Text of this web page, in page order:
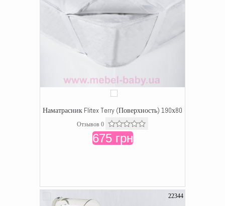
Наматрасник Flitex Terry (Поверхность) 190х80
Отзывов 0
675 грн
22344